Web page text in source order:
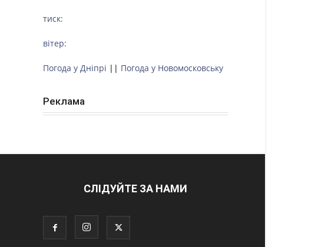
тиск:
вітер:
Погода у Дніпрі || Погода у Новомосковську
Реклама
СЛІДУЙТЕ ЗА НАМИ